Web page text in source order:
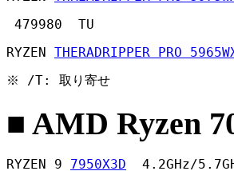
479980  TU
RYZEN THERADRIPPER PRO
※ /T: 取り寄せ
■ AMD Ryzen
RYZEN 9 7950X3D
4.2GHz/